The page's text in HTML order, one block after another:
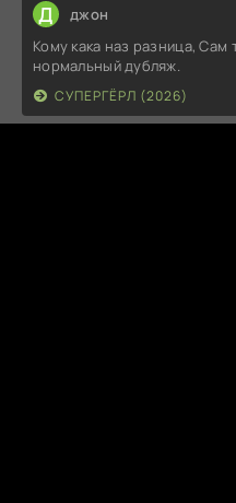
Д джон
Кому кака наз разница, Сам
нормальный дубляж.
СУПЕРГЁРЛ (2026)